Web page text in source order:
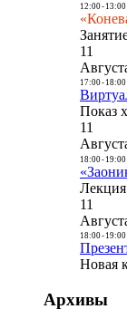
12:00- 13:00
11
17:00- 18:00
Показ
11
18:00- 19:00
11
18:00- 19:00
Новая
Архивы